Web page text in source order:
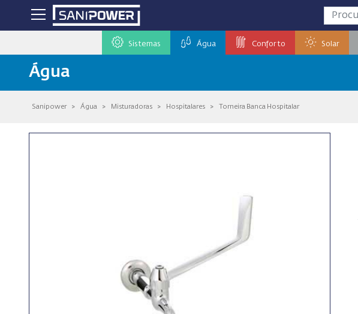
Sistemas Água Conforto Solar
Água
Sanipower > Água > Misturadoras > Hospitalares > Torneira Banca Hospitalar